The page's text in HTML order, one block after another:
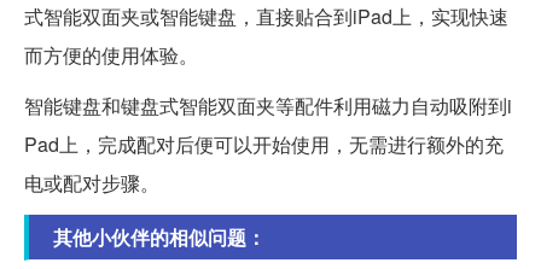
式智能双面夹或智能键盘，直接贴合到iPad上，实现快速
而方便的使用体验。
智能键盘和键盘式智能双面夹等配件利用磁力自动吸附到i
Pad上，完成配对后便可以开始使用，无需进行额外的充
电或配对步骤。
其他小伙伴的相似问题：